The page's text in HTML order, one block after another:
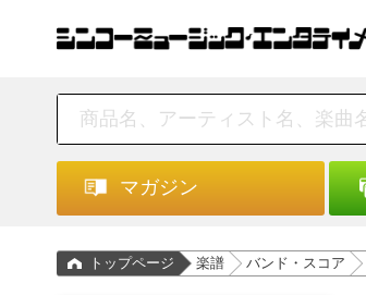
マガジン
トップページ 楽譜 バンド・スコア